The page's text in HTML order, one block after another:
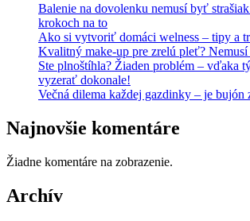
Balenie na dovolenku nemusí byť
krokoch na to
Ako si vytvoriť domáci welness – tipy a
Kvalitný make-up pre zrelú pleť?
Ste plnoštíhla? Žiaden problém – vďaka
vyzerať dokonale!
Večná dilema každej gazdinky – je bujón
Najnovšie komentáre
Žiadne komentáre na zobrazenie.
Archív